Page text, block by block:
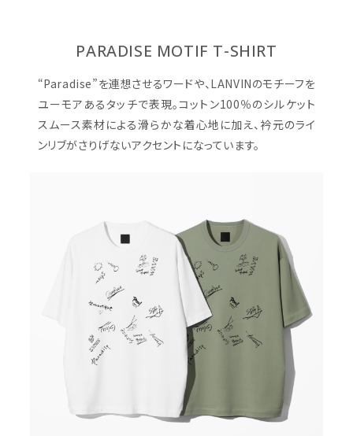
PARADISE MOTIF T-SHIRT
“Paradise”を連想させるワードや、LANVINのモチーフを
ユーモアあるタッチで表現。コットン100％のシルケット
スムース素材による滑らかな着心地に加え、衿元のライ
ンリブがさりげないアクセントになっています。